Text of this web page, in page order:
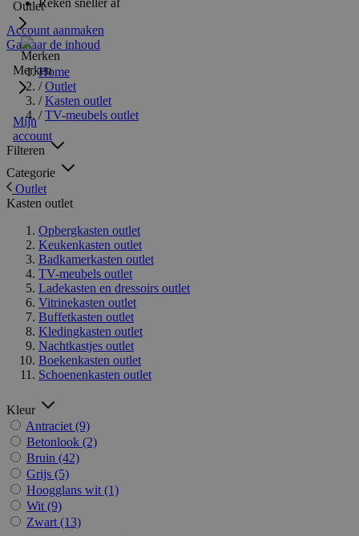
Outlet
Merken
Mijn
account
Reken sneller af
Account aanmaken
Ga naar de inhoud
Home
/ Outlet
/ Kasten outlet
/ TV-meubels outlet
Filteren
Categorie
Outlet
Kasten outlet
Opbergkasten outlet
Keukenkasten outlet
Badkamerkasten outlet
TV-meubels outlet
Ladekasten en dressoirs outlet
Vitrinekasten outlet
Buffetkasten outlet
Kledingkasten outlet
Nachtkastjes outlet
Boekenkasten outlet
Schoenenkasten outlet
Kleur
Antraciet (9)
Betonlook (2)
Bruin (42)
Grijs (5)
Hoogglans wit (1)
Wit (9)
Zwart (13)